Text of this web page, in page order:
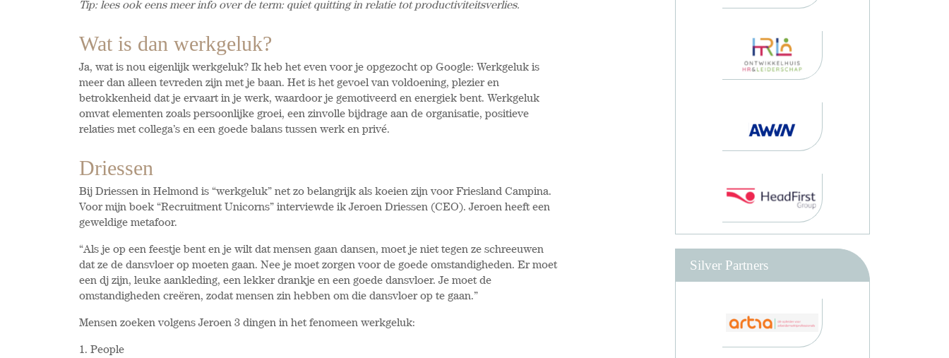
Tip: lees ook eens meer info over de term: quiet quitting in relatie tot productiviteitsverlies.
Wat is dan werkgeluk?
Ja, wat is nou eigenlijk werkgeluk? Ik heb het even voor je opgezocht op Google: Werkgeluk is
meer dan alleen tevreden zijn met je baan. Het is het gevoel van voldoening, plezier en
betrokkenheid dat je ervaart in je werk, waardoor je gemotiveerd en energiek bent. Werkgeluk
omvat elementen zoals persoonlijke groei, een zinvolle bijdrage aan de organisatie, positieve
relaties met collega’s en een goede balans tussen werk en privé.
Driessen
Bij Driessen in Helmond is “werkgeluk” net zo belangrijk als koeien zijn voor Friesland Campina.
Voor mijn boek “Recruitment Unicorns” interviewde ik Jeroen Driessen (CEO). Jeroen heeft een
geweldige metafoor.
“Als je op een feestje bent en je wilt dat mensen gaan dansen, moet je niet tegen ze schreeuwen
dat ze de dansvloer op moeten gaan. Nee je moet zorgen voor de goede omstandigheden. Er moet
een dj zijn, leuke aankleding, een lekker drankje en een goede dansvloer. Je moet de
omstandigheden creëren, zodat mensen zin hebben om die dansvloer op te gaan.”
Mensen zoeken volgens Jeroen 3 dingen in het fenomeen werkgeluk:
1. People
Silver Partners